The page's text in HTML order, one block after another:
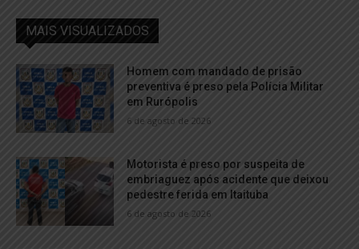
MAIS VISUALIZADOS
Homem com mandado de prisão
preventiva é preso pela Polícia Militar
em Rurópolis
6 de agosto de 2026
Motorista é preso por suspeita de
embriaguez após acidente que deixou
pedestre ferida em Itaituba
6 de agosto de 2026